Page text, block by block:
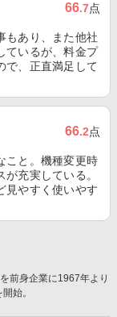
66.7点
もあり、また他社
ているが、料金プ
で、正直満足して
66.2点
こと。機種変更時
充実している。
見やすく使いやす
前身企業に1967年より
始。